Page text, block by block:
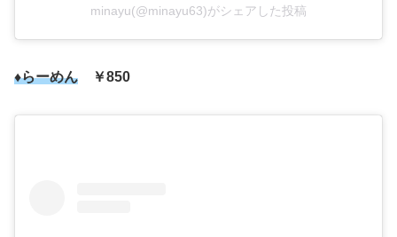
minayu(@minayu63)がシェアした投稿
♦らーめん ￥850